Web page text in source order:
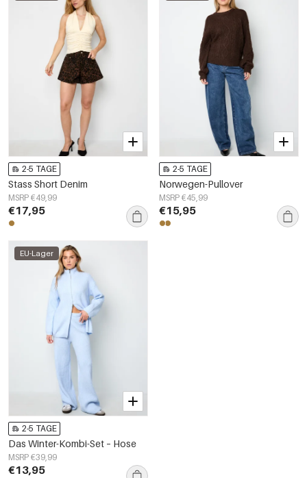
2-5 TAGE
Stass Short Denim
MSRP €49,99
€17,95
2-5 TAGE
Norwegen-Pullover
MSRP €45,99
€15,95
EU-Lager
2-5 TAGE
Das Winter-Kombi-Set – Hose
MSRP €39,99
€13,95